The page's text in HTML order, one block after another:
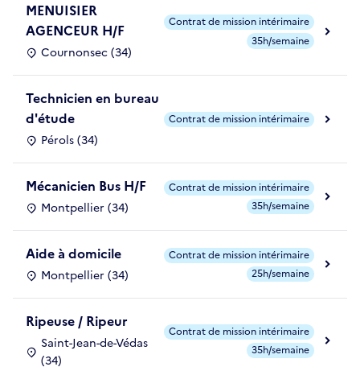
MENUISIER
AGENCEUR H/F
Cournonsec (34)
Contrat de mission intérimaire
35h/semaine
Technicien en bureau
d'étude
Pérols (34)
Contrat de mission intérimaire
Mécanicien Bus H/F
Montpellier (34)
Contrat de mission intérimaire
35h/semaine
Aide à domicile
Montpellier (34)
Contrat de mission intérimaire
25h/semaine
Ripeuse / Ripeur
Saint-Jean-de-Védas
(34)
Contrat de mission intérimaire
35h/semaine